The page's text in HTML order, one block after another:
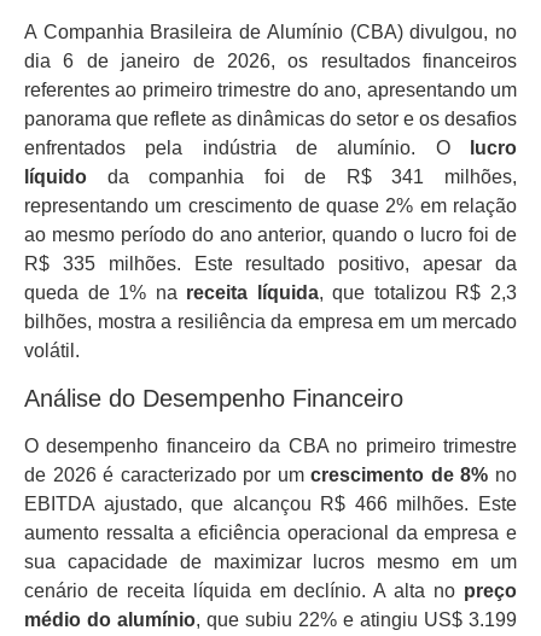
A Companhia Brasileira de Alumínio (CBA) divulgou, no
dia 6 de janeiro de 2026, os resultados financeiros
referentes ao primeiro trimestre do ano, apresentando um
panorama que reflete as dinâmicas do setor e os desafios
enfrentados pela indústria de alumínio. O
lucro
líquido da companhia foi de R$ 341 milhões,
representando um crescimento de quase 2% em relação
ao mesmo período do ano anterior, quando o lucro foi de
R$ 335 milhões. Este resultado positivo, apesar da
queda de 1% na receita líquida, que totalizou R$ 2,3
bilhões, mostra a resiliência da empresa em um mercado
volátil.
Análise do Desempenho Financeiro
O desempenho financeiro da CBA no primeiro trimestre
de 2026 é caracterizado por umcrescimento de 8% no
EBITDA ajustado, que alcançou R$ 466 milhões. Este
aumento ressalta a eficiência operacional da empresa e
sua capacidade de maximizar lucros mesmo em um
cenário de receita líquida em declínio. A alta no preço
médio do alumínio, que subiu 22% e atingiu US$ 3.199